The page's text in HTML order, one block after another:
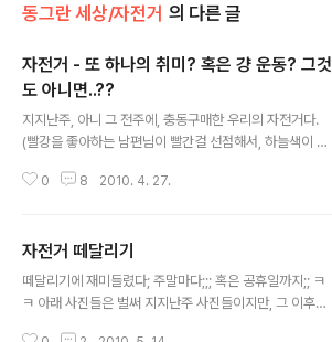
동그란 세상/자전거 의 다른 글
자전거 - 또 하나의 취미? 혹은 걍 운동? 그것
도 아니면..??
지지난주, 아니 그 전주에, 충동구매한 우리의 자전거다.
(빨강을 좋아하는 남편님이 빨간걸 선점해서, 하늘색이 또
지만... 늘어나는 뱃살을 핑계(로만) 삼아, 충.동.구.매.한거
거고, 그 외 자잘한 악세서리들도 들어갈거니까;;; ㅎ 그래
서 지른 것들은... 헬멧, 장갑, 후방등, 딸랑이, 기어오일, 펑
크패치 용품, 스페어타이어 튜브, 펌프... 등 꼭 사야겠다고
0 8 2010. 4. 27.
자전거 떼달리기
떼달리기에 재미들렸다; 주말마다;;; 혹은 공휴일까지;; ㅋ
ㅋ 아래 사진들은 벌써 지지난주 사진들이지만, 그 이후에